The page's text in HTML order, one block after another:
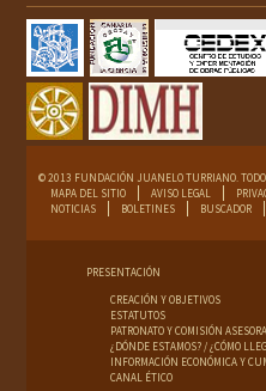
© 2013 FUNDACIÓN JUANELO TURRIANO.
MAPA DEL SITIO
AVISO LEGAL
NOTICIAS
BOLETINES BUSCADOR
PRESENTACIÓN
CREACIÓN Y OBJETIVOS
ESTATUTOS
PATRONATO Y COMISIÓN ASESORA
¿DÓNDE ESTAMOS? / ¿CÓMO
INFORMACIÓN ECONÓMICA Y
CANAL ÉTICO